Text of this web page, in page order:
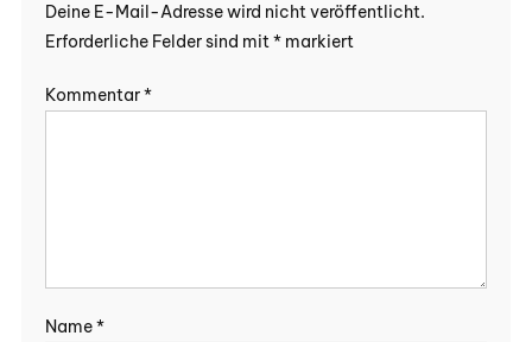
Deine E-Mail-Adresse wird nicht veröffentlicht.
Erforderliche Felder sind mit*markiert
Kommentar*
Name*